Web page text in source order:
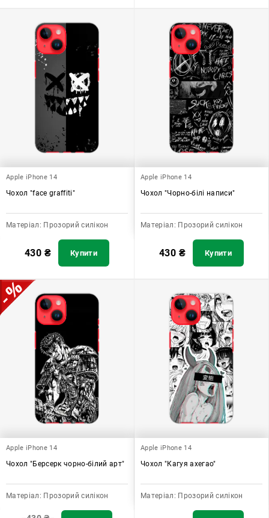
Apple iPhone 14
Чохол "face graffiti"
Матеріал: Прозорий силікон
430 ₴ Купити
Apple iPhone 14
Чохол "Чорно-білі написи"
Матеріал: Прозорий силікон
430 ₴ Купити
Apple iPhone 14
Чохол "Берсерк чорно-білий арт"
Матеріал: Прозорий силікон
Apple iPhone 14
Чохол "Кагуя ахегао"
Матеріал: Прозорий силікон